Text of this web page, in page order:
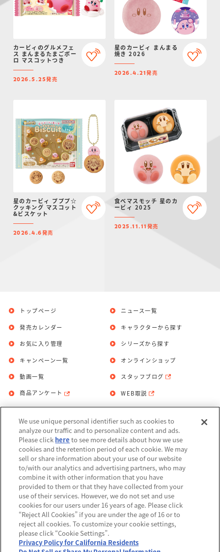
カービィのグルメフェ
ス まんまるたまごボー
ロ マスコットつき
2026.5.25発売
星のカービィ まんまる
焼き 2026
2026.4.21発売
星のカービィ プププ☆
クッキング マスコット
&ビスケット
2026.4.6発売
食べマスモッチ 星のカ
ービィ 2025
2025.11.11 発売
トップページ
発売カレンダー
お気に入り管理
ニュース一覧
キャラクターから探す
シリーズから探す
キャンペーン一覧
動画一覧
商品アンケート
オンラインショップ
スタッフブログ
WEB取説
お問い合わせ 個人情報保護方針
利用規約
Do Not Sell or Share My Personal
Information
アレルギー情報
©BANDAI
We use unique personal identifier such as cookies to
analyze our traffic and to personalize content and ads.
Please click here to see more details about how we use
cookies and the retention period of each cookie. We may
sell or share information about your use of our website
to/with our analytics and advertising partners, who may
combine it with other information that you have
provided to them or that they have collected from your
use of their services. However, we do not set and use
cookies for our users under 16 years of age. Please click
“Reject All Cookies” if you are under the age of 16 or to
reject all cookies. To customize your cookie settings,
please click “Cookie Settings”.
Privacy Policy for California Residents